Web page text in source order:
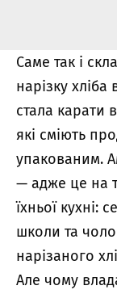
Саме так і
нарізку
стала карати
які сміють
упакованим.
— адже це на
їхньої кухні:
школи та
нарізаного
Але чому